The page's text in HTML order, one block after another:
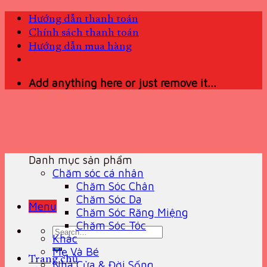
Skip
content
Hướng dẫn thanh toán
Chính sách thanh toán
Hướng dẫn mua hàng
Add anything here or just remove it...
Menu
Search
for:
Trang chủ
Danh mục sản phẩm
Chăm sóc cá nhân
Chăm Sóc Chân
Chăm Sóc Da
Chăm Sóc Răng Miệng
Chăm Sóc Tóc
Khác
Mẹ Và Bé